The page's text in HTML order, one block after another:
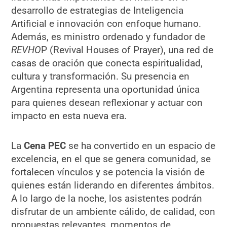
desarrollo de estrategias de Inteligencia
Artificial e innovación con enfoque humano.
Además, es ministro ordenado y fundador de
REVHOP (Revival Houses of Prayer), una red de
casas de oración que conecta espiritualidad,
cultura y transformación. Su presencia en
Argentina representa una oportunidad única
para quienes desean reflexionar y actuar con
impacto en esta nueva era.
LaCena PEC se ha convertido en un espacio de
excelencia, en el que se genera comunidad, se
fortalecen vínculos y se potencia la visión de
quienes están liderando en diferentes ámbitos.
A lo largo de la noche, los asistentes podrán
disfrutar de un ambiente cálido, de calidad, con